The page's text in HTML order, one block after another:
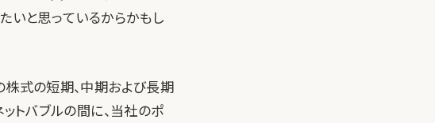
いと思っているからかもし
式の短期、中期および長期
トバブルの間に、当社のポ